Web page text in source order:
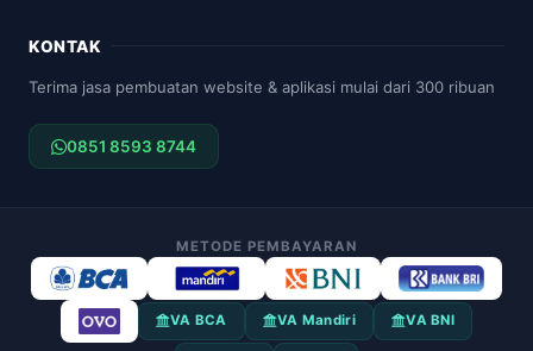
KONTAK
Terima jasa pembuatan website & aplikasi mulai dari 300 ribuan
0851 8593 8744
METODE PEMBAYARAN
VA BCA VA Mandiri VA BNI